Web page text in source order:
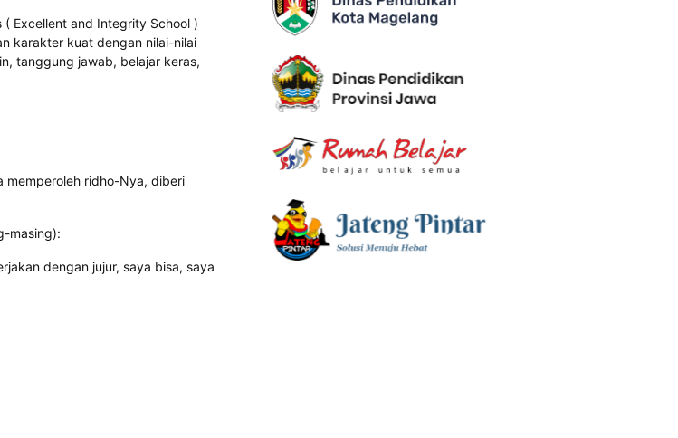
Excellent and Integrity School )
karakter kuat dengan nilai-nilai
tanggung jawab, belajar keras,
memperoleh ridho-Nya, diberi
masing):
dengan jujur, saya bisa, saya